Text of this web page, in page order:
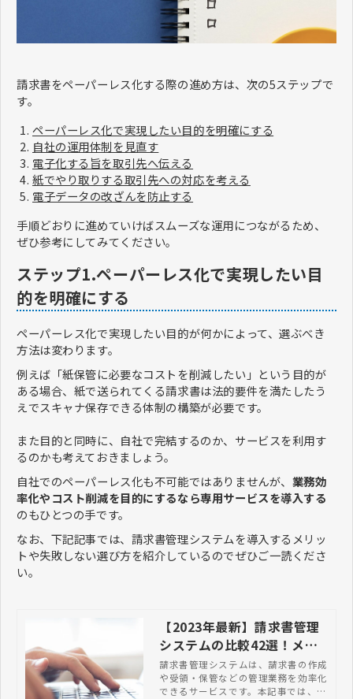
請求書をペーパーレス化する際の進め方は、次の5ステップで
す。
ペーパーレス化で実現したい目的を明確にする
自社の運用体制を見直す
電子化する旨を取引先へ伝える
紙でやり取りする取引先への対応を考える
電子データの改ざんを防止する
手順どおりに進めていけばスムーズな運用につながるため、
ぜひ参考にしてみてください。
ステップ1.ペーパーレス化で実現したい目
的を明確にする
ペーパーレス化で実現したい目的が何かによって、選ぶべき
方法は変わります。
例えば「紙保管に必要なコストを削減したい」という目的が
ある場合、紙で送られてくる請求書は法的要件を満たしたう
えでスキャナ保存できる体制の構築が必要です。
また目的と同時に、自社で完結するのか、サービスを利用す
るのかも考えておきましょう。
自社でのペーパーレス化も不可能ではありませんが、 業務効
率化やコスト削減を目的にするなら専用サービスを導入する
のもひとつの手です。
なお、下記記事では、請求書管理システムを導入するメリッ
トや失敗しない選び方を紹介しているのでぜひご一読くださ
い。
【2023年最新】請求書管理
システムの比較42選！メリ
ットや選び方も紹介
請求書管理システムは、請求書の作成
や受領・保管などの管理業務を効率化
できるサービスです。本記事では、お